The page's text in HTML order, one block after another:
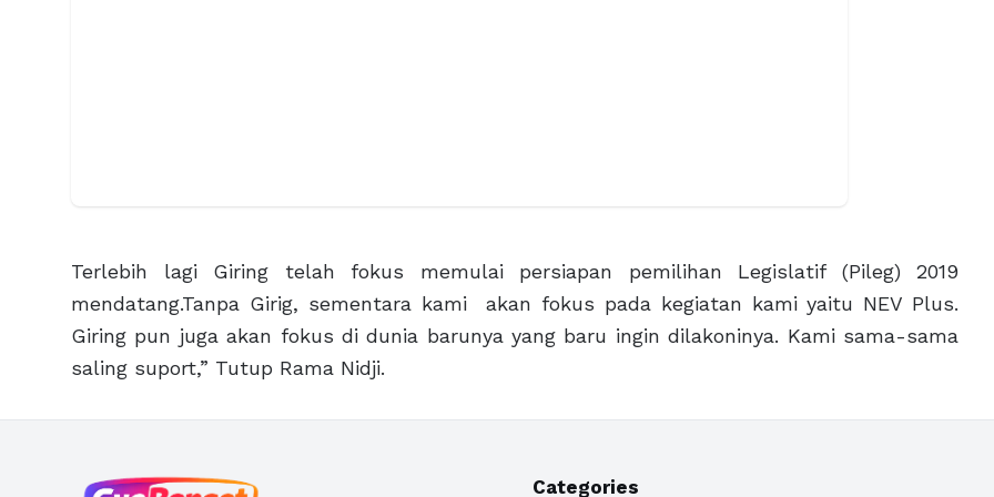
Terlebih lagi Giring telah fokus memulai persiapan pemilihan Legislatif (Pileg) 2019
mendatang.Tanpa Girig, sementara kami akan fokus pada kegiatan kami yaitu NEV Plus.
Giring pun juga akan fokus di dunia barunya yang baru ingin dilakoninya. Kami sama-sama
saling suport,” Tutup Rama Nidji.
Categories